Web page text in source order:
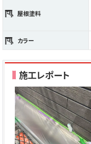
屋根塗料
カラー
施工レポート